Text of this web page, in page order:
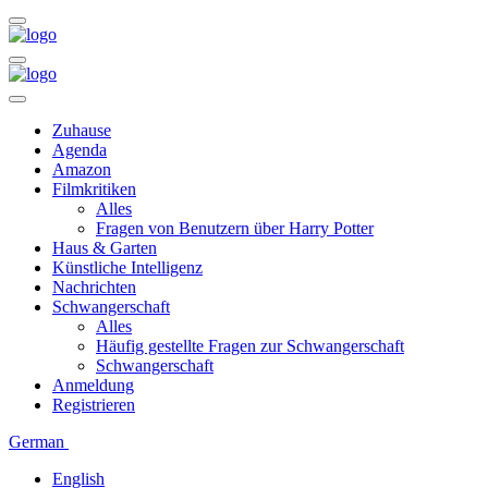
Zuhause
Agenda
Amazon
Filmkritiken
Alles
Fragen von Benutzern über Harry Potter
Haus & Garten
Künstliche Intelligenz
Nachrichten
Schwangerschaft
Alles
Häufig gestellte Fragen zur Schwangerschaft
Schwangerschaft
Anmeldung
Registrieren
German
English